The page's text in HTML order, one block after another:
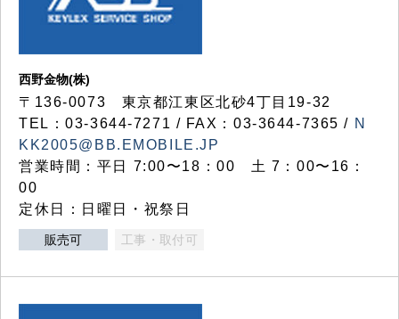
西野金物(株)
〒136-0073 東京都江東区北砂4丁目19-32
TEL：03‐3644‐7271 / FAX：03-3644-7365 / N
KK2005@BB.EMOBILE.JP
営業時間：平日 7:00〜18：00 土 7：00〜16：
00
定休日：日曜日・祝祭日
販売可 工事・取付可